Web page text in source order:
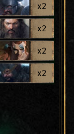
x2
x2
x2
x2